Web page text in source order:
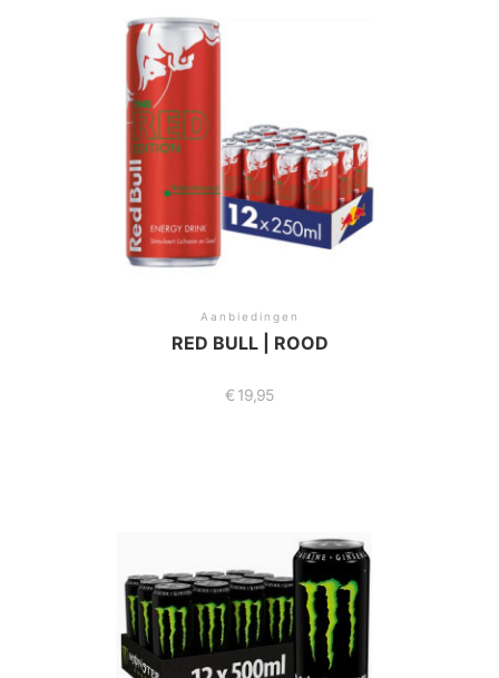
Aanbiedingen
RED BULL | ROOD
€ 19,95